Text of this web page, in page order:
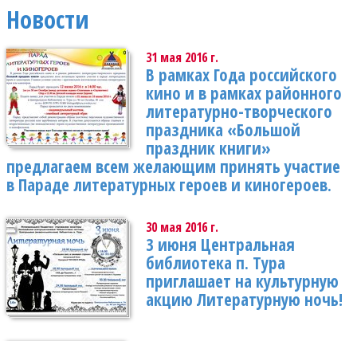
Новости
31 мая 2016 г.
В рамках Года российского
кино и в рамках районного
литературно-творческого
праздника «Большой
праздник книги»
предлагаем всем желающим принять участие
в Параде литературных героев и киногероев.
30 мая 2016 г.
3 июня Центральная
библиотека п. Тура
приглашает на культурную
акцию Литературную ночь!